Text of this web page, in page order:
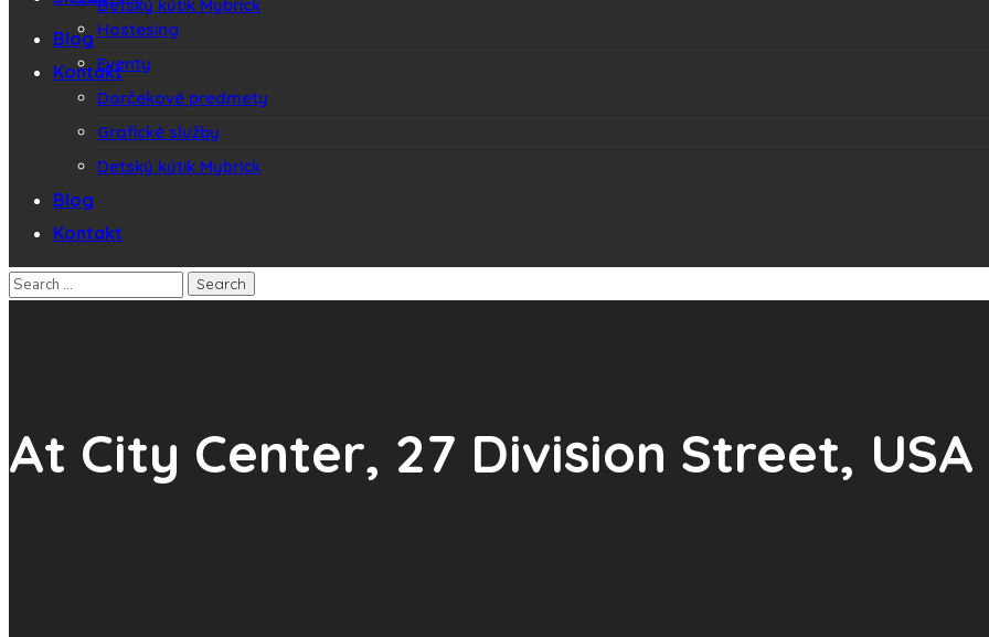
Detský kútik Mybrick
Blog
Kontakt
Hostesing
Eventy
Darčekové predmety
Grafické služby
Detský kútik Mybrick
Blog
Kontakt
At City Center, 27 Division Street, USA